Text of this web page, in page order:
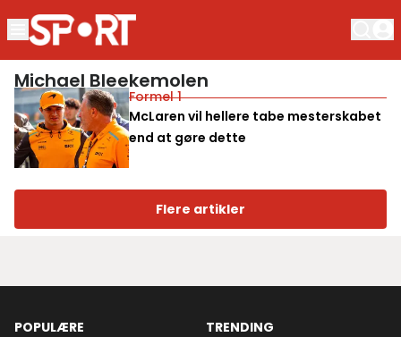
Michael Bleekemolen
Formel 1
McLaren vil hellere tabe mesterskabet
end at gøre dette
Flere artikler
POPULÆRE
TRENDING